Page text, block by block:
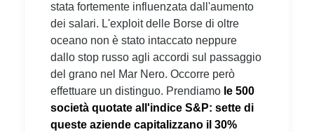
stata fortemente influenzata dall'aumento
dei salari. L'exploit delle Borse di oltre
oceano non è stato intaccato neppure
dallo stop russo agli accordi sul passaggio
del grano nel Mar Nero. Occorre però
effettuare un distinguo. Prendiamo le 500
società quotate all'indice S&P: sette di
queste aziende capitalizzano il 30%